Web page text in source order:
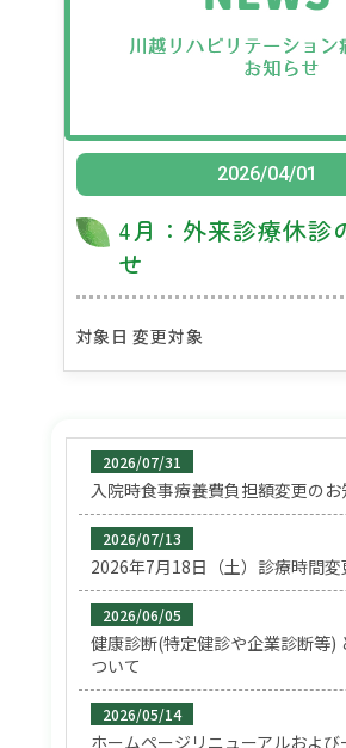
2026/04/01
4月：外来診療休診
せ
対象日 変更対象
2026/07/31
入院時食事療養費負担額変更のお
2026/07/13
2026年7月18日（土）診療時間変
2026/06/05
健康診断(特定健診や企業診断等)
ついて
2026/05/14
ホームページリニューアルおよび